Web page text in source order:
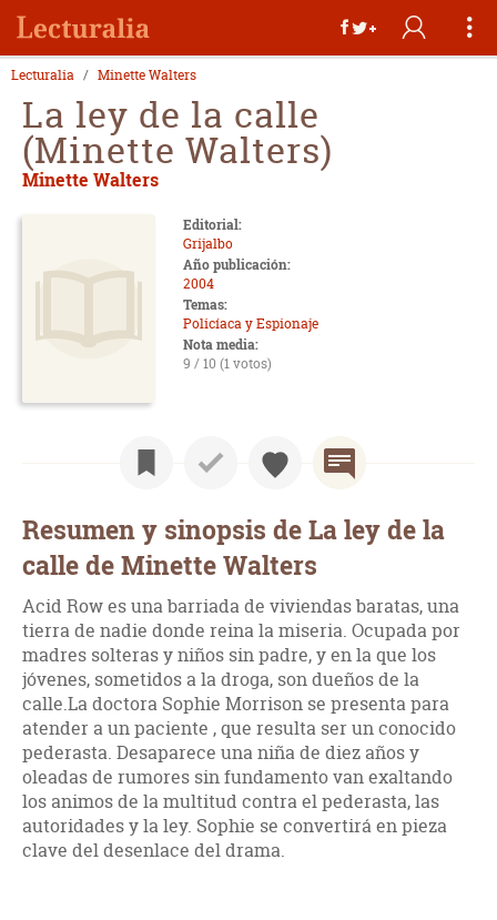
Lecturalia Minette Walters
La ley de la calle
(Minette Walters)
Minette Walters
Editorial:
Grijalbo
Año publicación:
2004
Temas:
Policíaca y Espionaje
Nota media:
9 / 10 (1 votos)
Resumen y sinopsis de La ley de la
calle de Minette Walters
Acid Row es una barriada de viviendas baratas, una
tierra de nadie donde reina la miseria. Ocupada por
madres solteras y niños sin padre, y en la que los
jóvenes, sometidos a la droga, son dueños de la
calle.La doctora Sophie Morrison se presenta para
atender a un paciente , que resulta ser un conocido
pederasta. Desaparece una niña de diez años y
oleadas de rumores sin fundamento van exaltando
los animos de la multitud contra el pederasta, las
autoridades y la ley. Sophie se convertirá en pieza
clave del desenlace del drama.